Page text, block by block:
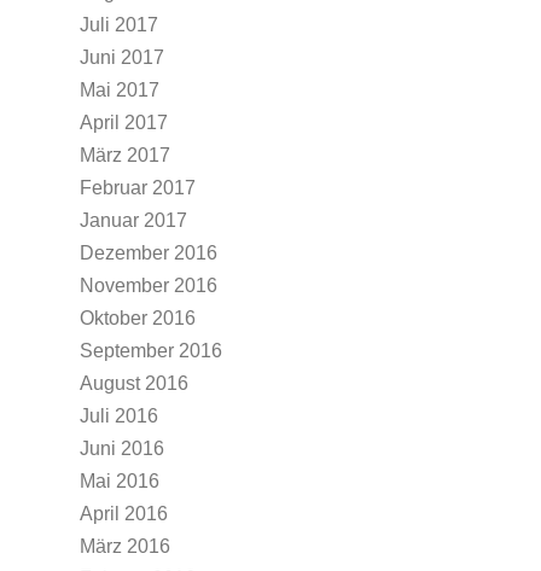
Juli 2017
Juni 2017
Mai 2017
April 2017
März 2017
Februar 2017
Januar 2017
Dezember 2016
November 2016
Oktober 2016
September 2016
August 2016
Juli 2016
Juni 2016
Mai 2016
April 2016
März 2016